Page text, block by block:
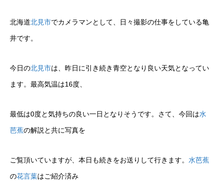
北海道北見市でカメラマンとして、日々撮影の仕事をしている亀
井です。
今日の北見市は、昨日に引き続き青空となり良い天気となってい
ます。最高気温は16度、
最低は0度と気持ちの良い一日となりそうです。さて、今回は水
芭蕉の解説と共に写真を
ご覧頂いていますが、本日も続きをお送りして行きます。 水芭蕉
の花言葉はご紹介済み